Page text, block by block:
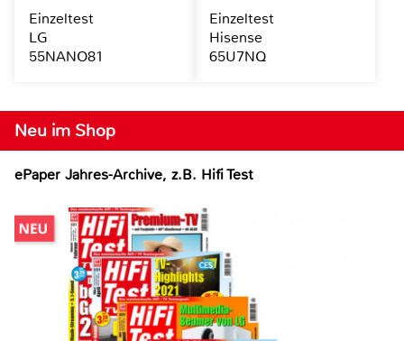
Neu im Shop
ePaper Jahres-Archive, z.B. Hifi Test
Einzeltest
LG
55NANO81
Einzeltest
Hisense
65U7NQ